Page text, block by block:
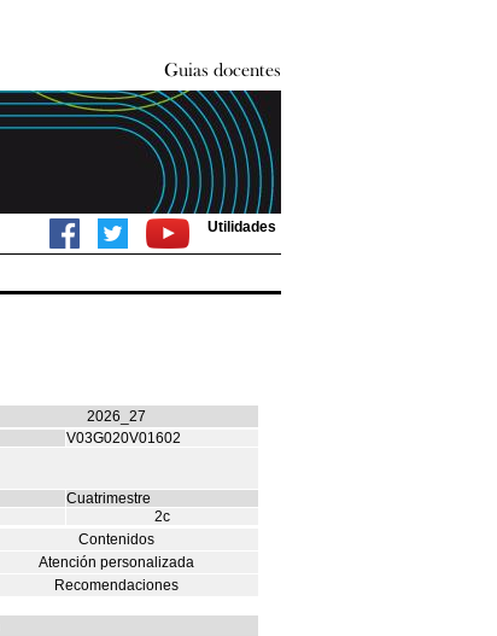
Utilidades
2026_27
V03G020V01602
Cuatrimestre
2c
Contenidos
Atención personalizada
Recomendaciones